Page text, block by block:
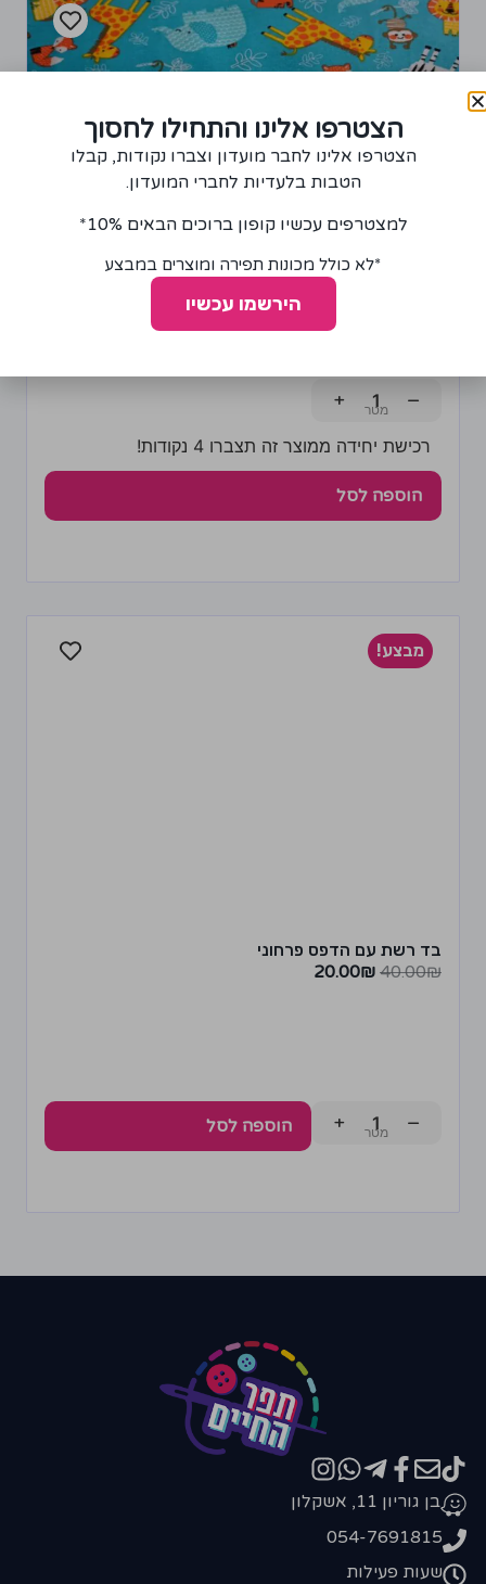
בד פלנל דגם גן חיות
−
+
רכישת יחידה ממוצר זה תצברו 4 נקודות!
הוספה לסל
מבצע!
בד רשת עם הדפס פרחוני
40.00₪
20.00₪
−
+ הוספה לסל
בן גוריון 11, אשקלון
054-7691815
שעות פעילות
הצטרפו אלינו והתחילו לחסוך
הצטרפו אלינו לחבר מועדון וצברו נקודות, קבלו
הטבות בלעדיות לחברי המועדון.
למצטרפים עכשיו קופון ברוכים הבאים 10%*
*לא כולל מכונות תפירה ומוצרים במבצע
הירשמו עכשיו